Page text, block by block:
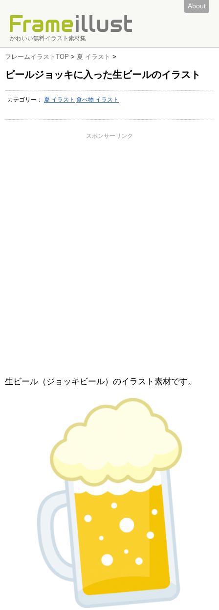
About
かわいい無料イラスト素材集
フレームイラストTOP > 夏 イラスト >
ビールジョッキに入った生ビールのイラスト
カテゴリー： 夏 イラスト 食べ物 イラスト
スポンサーリンク
生ビール（ジョッキビール）のイラスト素材です。